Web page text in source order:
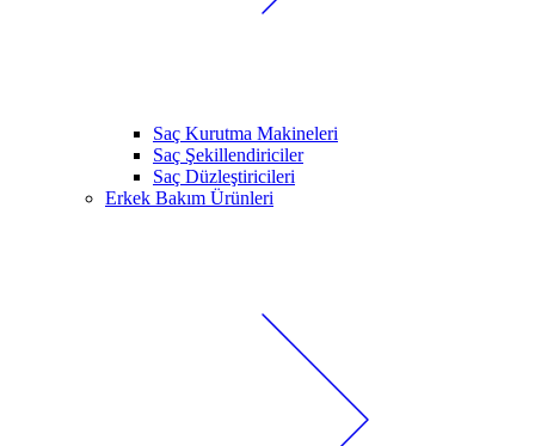
Saç Kurutma Makineleri
Saç Şekillendiriciler
Saç Düzleştiricileri
Erkek Bakım Ürünleri